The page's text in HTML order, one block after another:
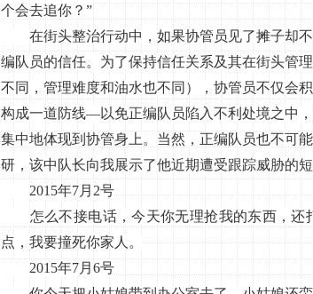
个会去追你？”
在街头整治行动中，如果协管员见了摊子却不
编队员的信任。为了保持信任关系及其在街头管
不同，管理难度和油水也不同），协管员不仅会
构成一道防线—以免正编队员陷入不利处境之中
集中地体现到协管身上。当然，正编队员也不可
研，该中队长向我展示了他近期遭受跟踪威胁的短
2015年7月2号
怎么不接电话，今天你无理抢我的东西，还
点，我要撞死你家人。
2015年7月6号